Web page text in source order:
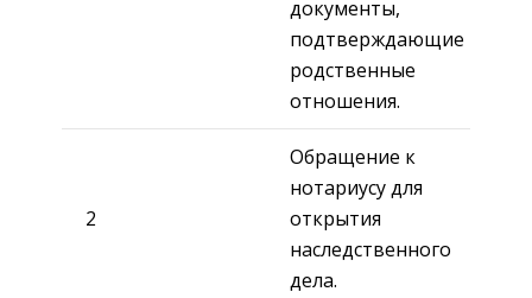
документы,
подтверждающие
родственные
отношения.
2
Обращение к
нотариусу для
открытия
наследственного
дела.